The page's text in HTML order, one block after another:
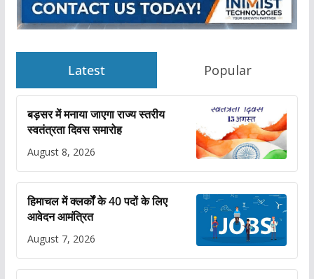
Latest Popular
बड़सर में मनाया जाएगा राज्य स्तरीय
स्वतंत्रता दिवस समारोह
August 8, 2026
हिमाचल में क्लर्कों के 40 पदों के लिए
आवेदन आमंत्रित
August 7, 2026